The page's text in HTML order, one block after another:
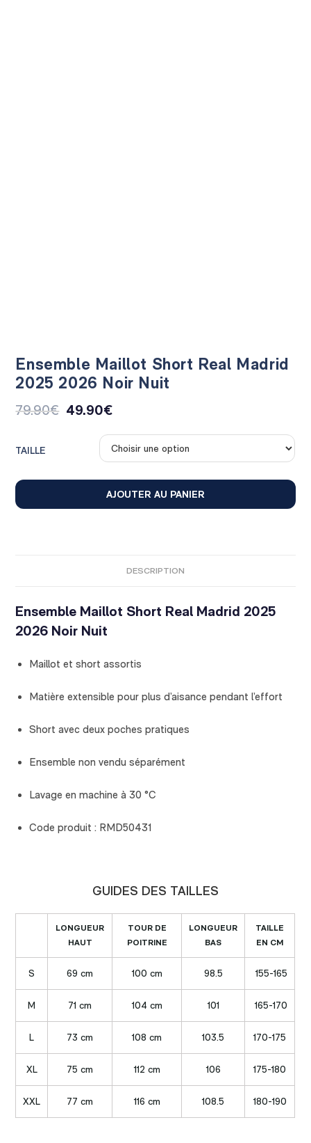
Ensemble Maillot Short Real Madrid
2025 2026 Noir Nuit
79.90€ 49.90€
TAILLE
AJOUTER AU PANIER
DESCRIPTION
Ensemble Maillot Short Real Madrid 2025
2026 Noir Nuit
Maillot et short assortis
Matière extensible pour plus d’aisance pendant l’effort
Short avec deux poches pratiques
Ensemble non vendu séparément
Lavage en machine à 30 °C
Code produit : RMD50431
GUIDES DES TAILLES
LONGUEUR
HAUT
TOUR DE
POITRINE
LONGUEUR
BAS
TAILLE
EN CM
S 69 cm 100 cm 98.5 155-165
M 71 cm 104 cm 101 165-170
L 73 cm 108 cm 103.5 170-175
XL 75 cm 112 cm 106 175-180
XXL 77 cm 116 cm 108.5 180-190